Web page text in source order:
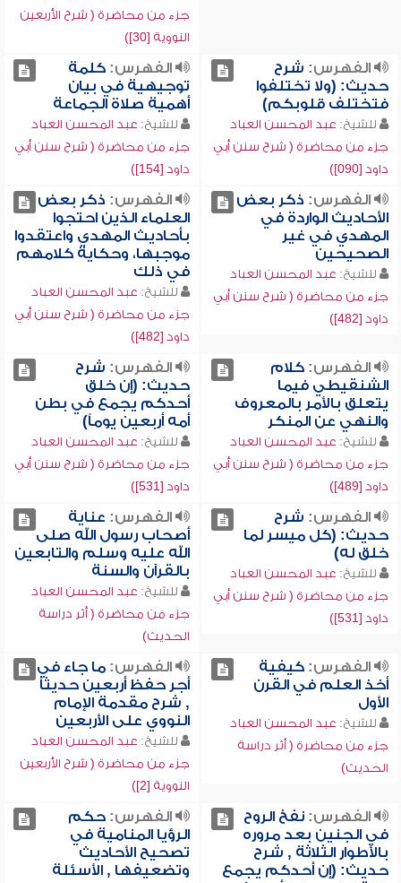
جزء من محاضرة ( شرح الأربعين
النووية [30])
الفهرس: شرح
حديث: (ولا تختلفوا
فتختلف قلوبكم)
للشيخ: عبد المحسن العباد
جزء من محاضرة ( شرح سنن أبي
داود [090])
الفهرس:كلمة
توجيهية في بيان
أهمية صلاة الجماعة
للشيخ: عبد المحسن العباد
جزء من محاضرة ( شرح سنن أبي
داود [154])
الفهرس: ذكر بعض
الأحاديث الواردة في
المهدي في غير
الصحيحين
للشيخ: عبد المحسن العباد
جزء من محاضرة ( شرح سنن أبي
داود [482])
الفهرس: ذكر بعض
العلماء الذين احتجوا
بأحاديث المهدي واعتقدوا
موجبها، وحكاية كلامهم
في ذلك
للشيخ: عبد المحسن العباد
جزء من محاضرة ( شرح سنن أبي
داود [482])
الفهرس:كلام
الشنقيطي فيما
يتعلق بالأمر بالمعروف
والنهي عن المنكر
للشيخ: عبد المحسن العباد
جزء من محاضرة ( شرح سنن أبي
داود [489])
الفهرس: شرح
حديث: (إن خلق
أحدكم يجمع في بطن
أمه أربعين يوماً)
للشيخ: عبد المحسن العباد
جزء من محاضرة ( شرح سنن أبي
داود [531])
الفهرس: شرح
حديث: (كل ميسر لما
خلق له)
للشيخ: عبد المحسن العباد
جزء من محاضرة ( شرح سنن أبي
داود [531])
الفهرس: عناية
أصحاب رسول الله صلى
الله عليه وسلم والتابعين
بالقرآن والسنة
للشيخ: عبد المحسن العباد
جزء من محاضرة ( أثر دراسة
الحديث)
الفهرس:كيفية
أخذ العلم في القرن
الأول
للشيخ: عبد المحسن العباد
جزء من محاضرة ( أثر دراسة
الحديث)
الفهرس:ما جاء في
أجر حفظ أربعين حديثاً
, شرح مقدمة الإمام
النووي على الأربعين
للشيخ: عبد المحسن العباد
جزء من محاضرة ( شرح الأربعين
النووية [2])
الفهرس:نفخ الروح
في الجنين بعد مروره
بالأطوار الثلاثة , شرح
حديث: (إن أحدكم يجمع
الفهرس:حكم
الرؤيا المنامية في
تصحيح الأحاديث
وتضعيفها , الأسئلة